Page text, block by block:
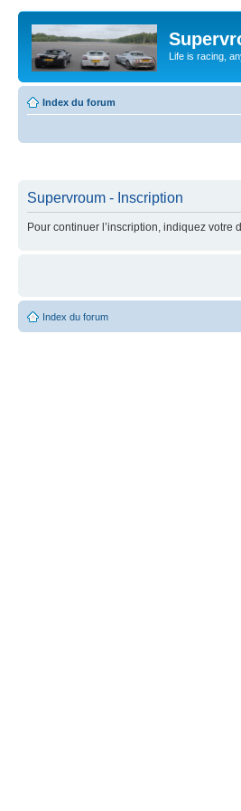
Life is racing,
Index du forum
Supervroum - Inscription
Pour continuer l’inscription, indiquez votre
Index du forum